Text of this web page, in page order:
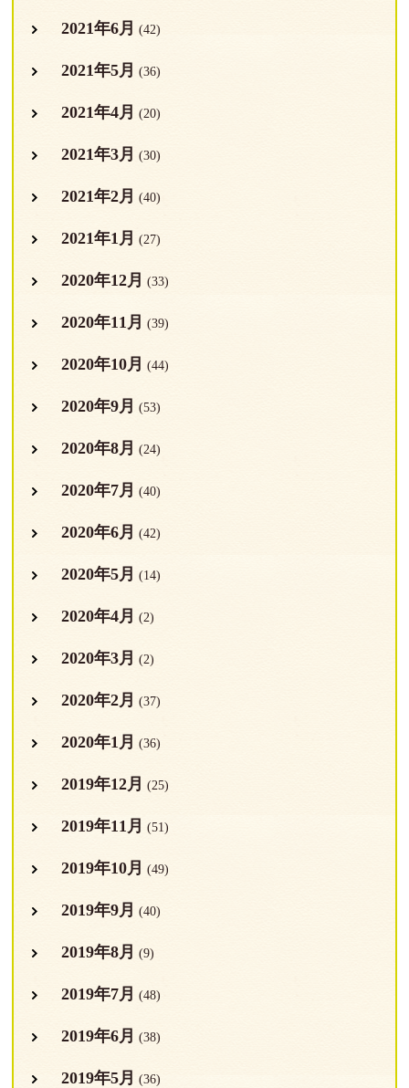
2021年6月 (42)
2021年5月 (36)
2021年4月 (20)
2021年3月 (30)
2021年2月 (40)
2021年1月 (27)
2020年12月 (33)
2020年11月 (39)
2020年10月 (44)
2020年9月 (53)
2020年8月 (24)
2020年7月 (40)
2020年6月 (42)
2020年5月 (14)
2020年4月 (2)
2020年3月 (2)
2020年2月 (37)
2020年1月 (36)
2019年12月 (25)
2019年11月 (51)
2019年10月 (49)
2019年9月 (40)
2019年8月 (9)
2019年7月 (48)
2019年6月 (38)
2019年5月 (36)